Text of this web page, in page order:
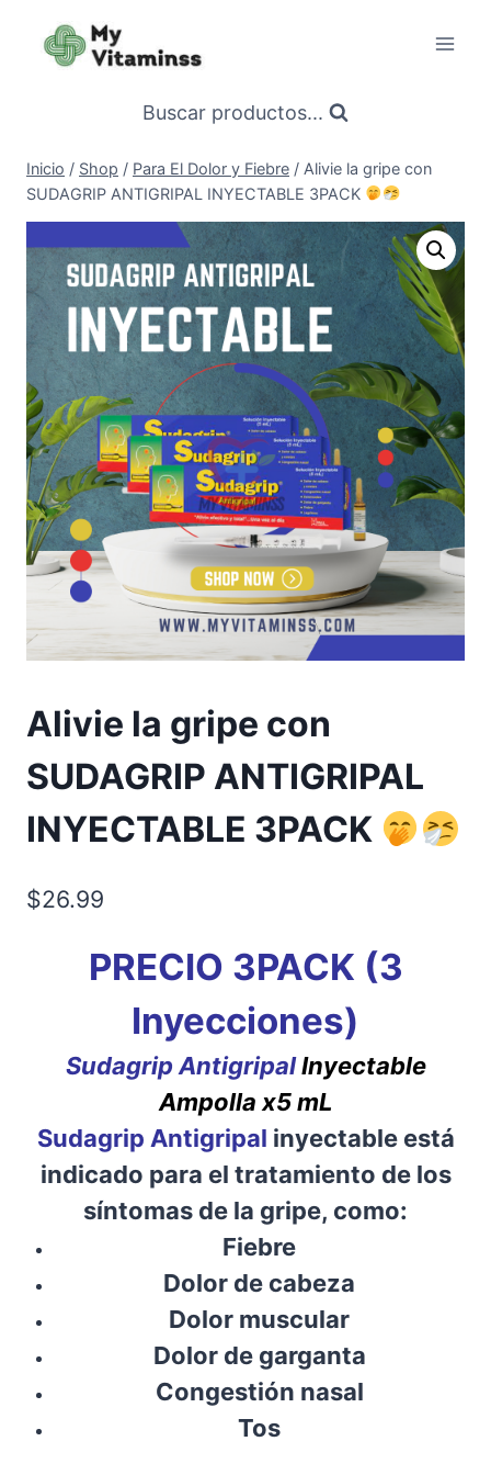
contenido
Buscar productos...
Inicio / Shop / Para El Dolor y Fiebre / Alivie la gripe con
SUDAGRIP ANTIGRIPAL INYECTABLE 3PACK
Alivie la gripe con
SUDAGRIP ANTIGRIPAL
INYECTABLE 3PACK
$26.99
PRECIO 3PACK (3
Inyecciones)
Sudagrip AntigripalInyectable
Ampolla x5 mL
Sudagrip Antigripal inyectable está
indicado para el tratamiento de los
síntomas de la gripe, como:
Fiebre
Dolor de cabeza
Dolor muscular
Dolor de garganta
Congestión nasal
Tos